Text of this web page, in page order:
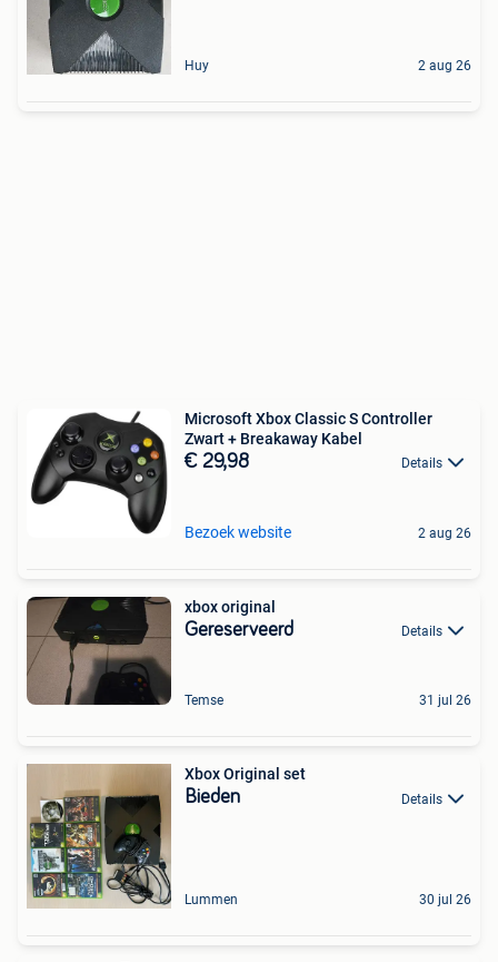
Huy 2 aug 26
Microsoft Xbox Classic S Controller
Zwart + Breakaway Kabel
€ 29,98 Details
Bezoek website 2 aug 26
xbox original
Gereserveerd Details
Temse 31 jul 26
Xbox Original set
Bieden Details
Lummen 30 jul 26